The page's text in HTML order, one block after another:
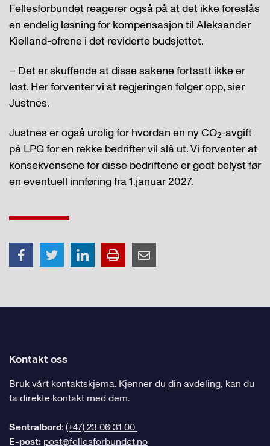
Fellesforbundet reagerer også på at det ikke foreslås
en endelig løsning for kompensasjon til Aleksander
Kielland-ofrene i det reviderte budsjettet.
– Det er skuffende at disse sakene fortsatt ikke er
løst. Her forventer vi at regjeringen følger opp, sier
Justnes.
Justnes er også urolig for hvordan en ny CO2-avgift
på LPG for en rekke bedrifter vil slå ut. Vi forventer at
konsekvensene for disse bedriftene er godt belyst før
en eventuell innføring fra 1.januar 2027.
Kontakt oss
Brukvårt kontaktskjema. Kjenner du din avdeling, kan du
ta direkte kontakt med dem.
Sentralbord:(+47) 23 06 31 00
E-post: post@fellesforbundet.no